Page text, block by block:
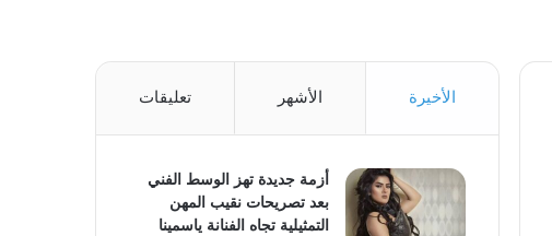
الأخيرة الأشهر تعليقات
أزمة جديدة تهز الوسط الفني
بعد تصريحات نقيب المهن
التمثيلية تجاه الفنانة ياسمينا